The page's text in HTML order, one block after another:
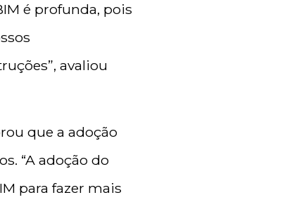
é profunda, pois
avaliou
que a adoção
“A adoção do
para fazer mais